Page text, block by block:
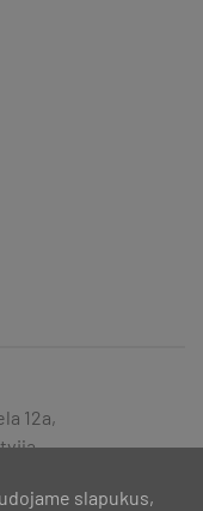
12a,
slapukus,